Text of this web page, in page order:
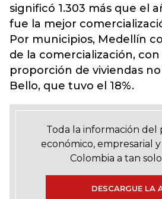
significó 1.303 más que el
fue la mejor
Por municipios, Medellín
de la comercialización,
proporción de viviendas
Bello, que tuvo el 18%.
Toda la información del
económico, empresarial
Colombia a tan
DESCARGUE LA